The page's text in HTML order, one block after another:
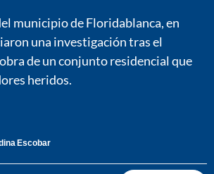
municipio de Floridablanca, en
una investigación tras el
de un conjunto residencial que
heridos.
Escobar